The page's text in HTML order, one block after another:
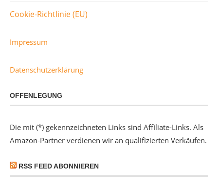
Cookie-Richtlinie (EU)
Impressum
Datenschutzerklärung
OFFENLEGUNG
Die mit (*) gekennzeichneten Links sind Affiliate-Links. Als
Amazon-Partner verdienen wir an qualifizierten Verkäufen.
RSS FEED ABONNIEREN